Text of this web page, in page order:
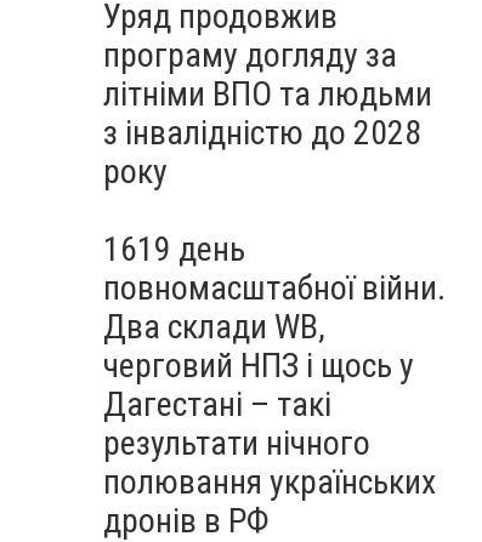
Уряд продовжив
програму догляду за
літніми ВПО та людьми
з інвалідністю до 2028
року
1619 день
повномасштабної війни.
Два склади WB,
черговий НПЗ і щось у
Дагестані – такі
результати нічного
полювання українських
дронів в РФ